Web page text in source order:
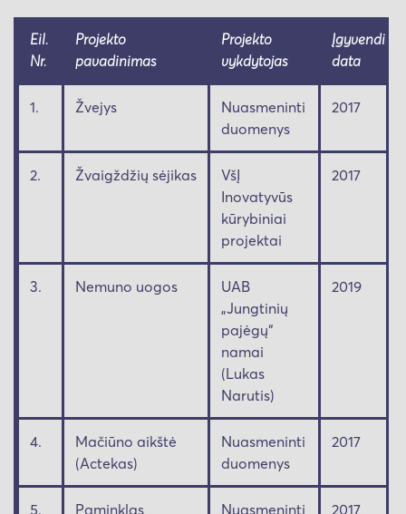
Eil.
Nr.
Projekto
pavadinimas
Projekto
vykdytojas
data
1. Žvejys
Nuasmeninti
duomenys
2017
2. Žvaigždžių sėjikas
VšĮ
Inovatyvūs
kūrybiniai
projektai
2017
3. Nemuno uogos
UAB
„Jungtinių
pajėgų“
namai
(Lukas
Narutis)
2019
4.
Mačiūno aikštė
(Actekas)
Nuasmeninti
duomenys
2017
5.
Paminklas
Nuasmeninti
2017